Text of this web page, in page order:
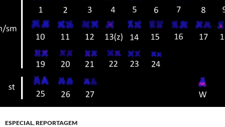
ESPECIAL,REPORTAGEM